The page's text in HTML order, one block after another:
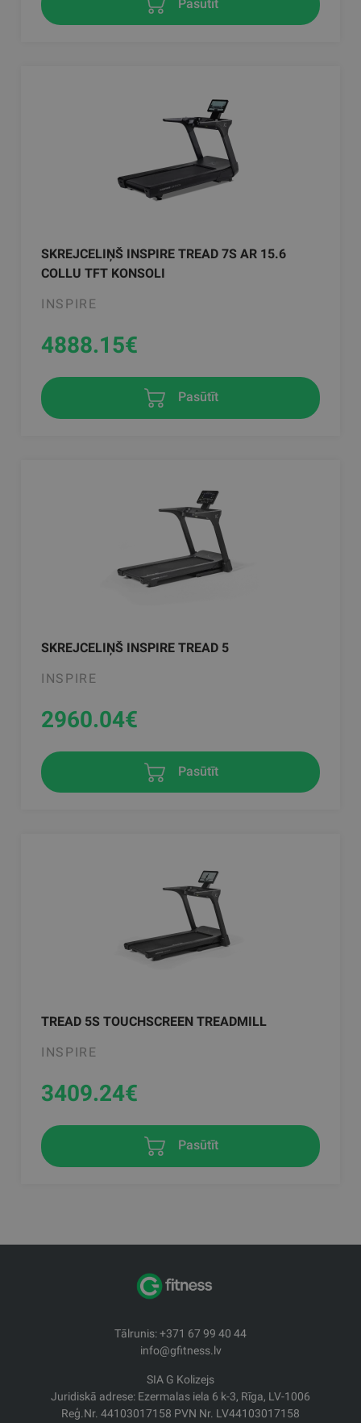
Pasūtīt
SKREJCELIŅŠ INSPIRE TREAD 7S AR 15.6
COLLU TFT KONSOLI
INSPIRE
4888.15€
Pasūtīt
SKREJCELIŅŠ INSPIRE TREAD 5
INSPIRE
2960.04€
Pasūtīt
TREAD 5S TOUCHSCREEN TREADMILL
INSPIRE
3409.24€
Pasūtīt
Tālrunis: +371 67 99 40 44
info@gfitness.lv
SIA G Kolizejs
Juridiskā adrese: Ezermalas iela 6 k-3, Rīga, LV-1006
Reģ.Nr. 44103017158 PVN Nr. LV44103017158